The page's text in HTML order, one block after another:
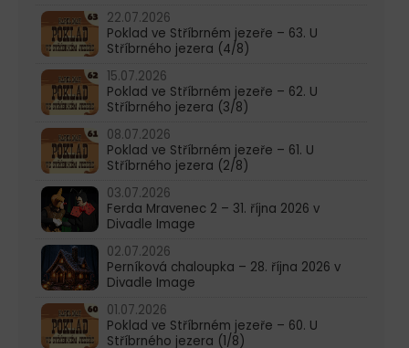
22.07.2026
Poklad ve Stříbrném jezeře – 63. U
Stříbrného jezera (4/8)
15.07.2026
Poklad ve Stříbrném jezeře – 62. U
Stříbrného jezera (3/8)
08.07.2026
Poklad ve Stříbrném jezeře – 61. U
Stříbrného jezera (2/8)
03.07.2026
Ferda Mravenec 2 – 31. října 2026 v
Divadle Image
02.07.2026
Perníková chaloupka – 28. října 2026 v
Divadle Image
01.07.2026
Poklad ve Stříbrném jezeře – 60. U
Stříbrného jezera (1/8)